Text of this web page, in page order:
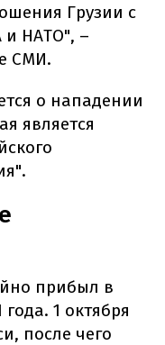
Грузии с
и НАТО", –
СМИ.
о нападении
является
прибыл в
1 октября
после чего